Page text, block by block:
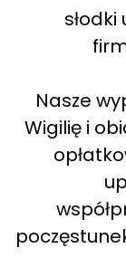
Nasze
Wigilię i